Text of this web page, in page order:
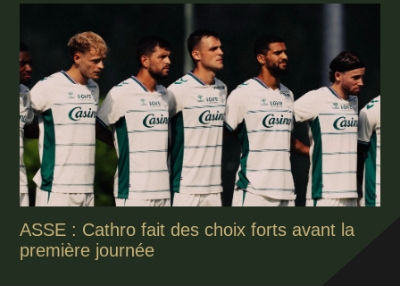
ASSE : Cathro fait des choix forts avant la
première journée